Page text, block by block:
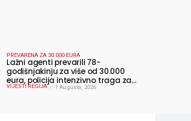
PREVARENA ZA 30.000 EURA
Lažni agenti prevarili 78-
godišnjakinju za više od 30.000
eura, policija intenzivno traga za
počiniteljima
VIJESTI REGIJA 1 Augusta, 2026